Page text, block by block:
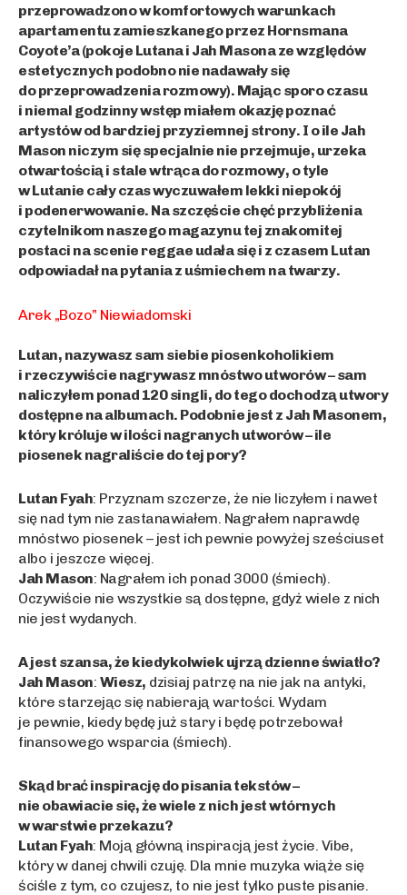
przeprowadzono w komfortowych warunkach
apartamentu zamieszkanego przez Hornsmana
Coyote’a (pokoje Lutana i Jah Masona ze względów
estetycznych podobno nie nadawały się
do przeprowadzenia rozmowy). Mając sporo czasu
i niemal godzinny wstęp miałem okazję poznać
artystów od bardziej przyziemnej strony. I o ile Jah
Mason niczym się specjalnie nie przejmuje, urzeka
otwartością i stale wtrąca do rozmowy, o tyle
w Lutanie cały czas wyczuwałem lekki niepokój
i podenerwowanie. Na szczęście chęć przybliżenia
czytelnikom naszego magazynu tej znakomitej
postaci na scenie reggae udała się i z czasem Lutan
odpowiadał na pytania z uśmiechem na twarzy.
Arek „Bozo” Niewiadomski
Lutan, nazywasz sam siebie piosenkoholikiem
i rzeczywiście nagrywasz mnóstwo utworów – sam
naliczyłem ponad 120 singli, do tego dochodzą utwory
dostępne na albumach. Podobnie jest z Jah Masonem,
który króluje w ilości nagranych utworów – ile
piosenek nagraliście do tej pory?
Lutan Fyah: Przyznam szczerze, że nie liczyłem i nawet
się nad tym nie zastanawiałem. Nagrałem naprawdę
mnóstwo piosenek – jest ich pewnie powyżej sześciuset
albo i jeszcze więcej.
Jah Mason: Nagrałem ich ponad 3000 (śmiech).
Oczywiście nie wszystkie są dostępne, gdyż wiele z nich
nie jest wydanych.
A jest szansa, że kiedykolwiek ujrzą dzienne światło?
Jah Mason: Wiesz, dzisiaj patrzę na nie jak na antyki,
które starzejąc się nabierają wartości. Wydam
je pewnie, kiedy będę już stary i będę potrzebował
finansowego wsparcia (śmiech).
Skąd brać inspirację do pisania tekstów –
nie obawiacie się, że wiele z nich jest wtórnych
w warstwie przekazu?
Lutan Fyah: Moją główną inspiracją jest życie. Vibe,
który w danej chwili czuję. Dla mnie muzyka wiąże się
ściśle z tym, co czujesz, to nie jest tylko puste pisanie.